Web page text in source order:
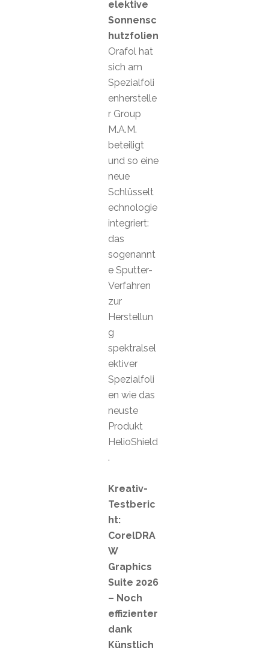
elektive
Sonnensc
hutzfolien
Orafol hat
sich am
Spezialfoli
enherstelle
r Group
M.A.M.
beteiligt
und so eine
neue
Schlüsselt
echnologie
integriert:
das
sogenannt
e Sputter-
Verfahren
zur
Herstellun
g
spektralsel
ektiver
Spezialfoli
en wie das
neuste
Produkt
HelioShield
.
Kreativ-
Testberic
ht:
CorelDRA
W
Graphics
Suite 2026
– Noch
effizienter
dank
Künstlich